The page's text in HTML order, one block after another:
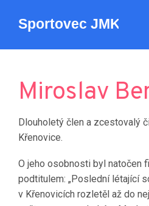
Miroslav
Dlouholetý člen a zcestovalý
Křenovice.
O jeho osobnosti byl natočen
podtitulem: „Poslední létající
v Křenovicích rozletěl až do